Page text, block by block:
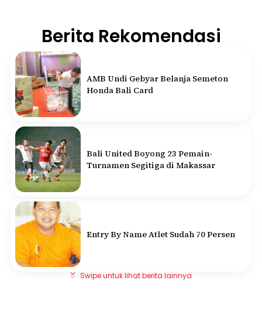
Berita Rekomendasi
AMB Undi Gebyar Belanja Semeton
Honda Bali Card
Bali United Boyong 23 Pemain-
Turnamen Segitiga di Makassar
Entry By Name Atlet Sudah 70 Persen
Swipe untuk lihat berita lainnya